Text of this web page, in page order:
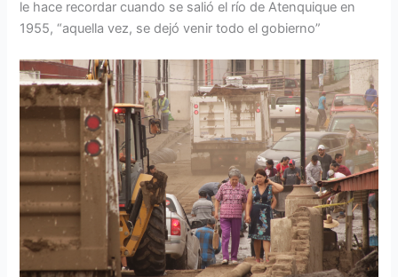
le hace recordar cuando se salió el río de Atenquique en
1955, “aquella vez, se dejó venir todo el gobierno”